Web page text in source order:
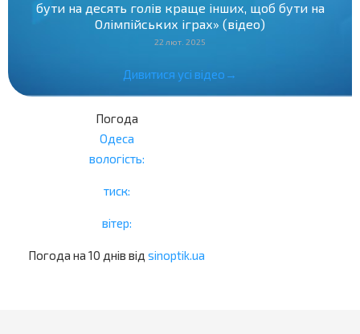
бути на десять голів краще інших, щоб бути на
Олімпійських іграх» (відео)
22 лют. 2025
Дивитися усі відео→
Погода
Одеса
вологість:
тиск:
вітер:
Погода на 10 днів від sinoptik.ua